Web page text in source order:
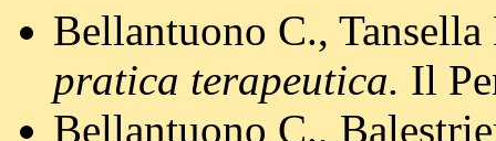
Bellantuono C.,
pratica terapeutica. Il
Bellantuono C.,